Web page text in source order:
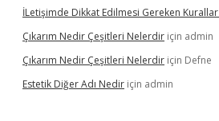
İLetişimde Dikkat Edilmesi Gereken
Çıkarım Nedir Çeşitleri Nelerdir için admin
Çıkarım Nedir Çeşitleri Nelerdir için Defne
Estetik Diğer Adı Nedir için admin